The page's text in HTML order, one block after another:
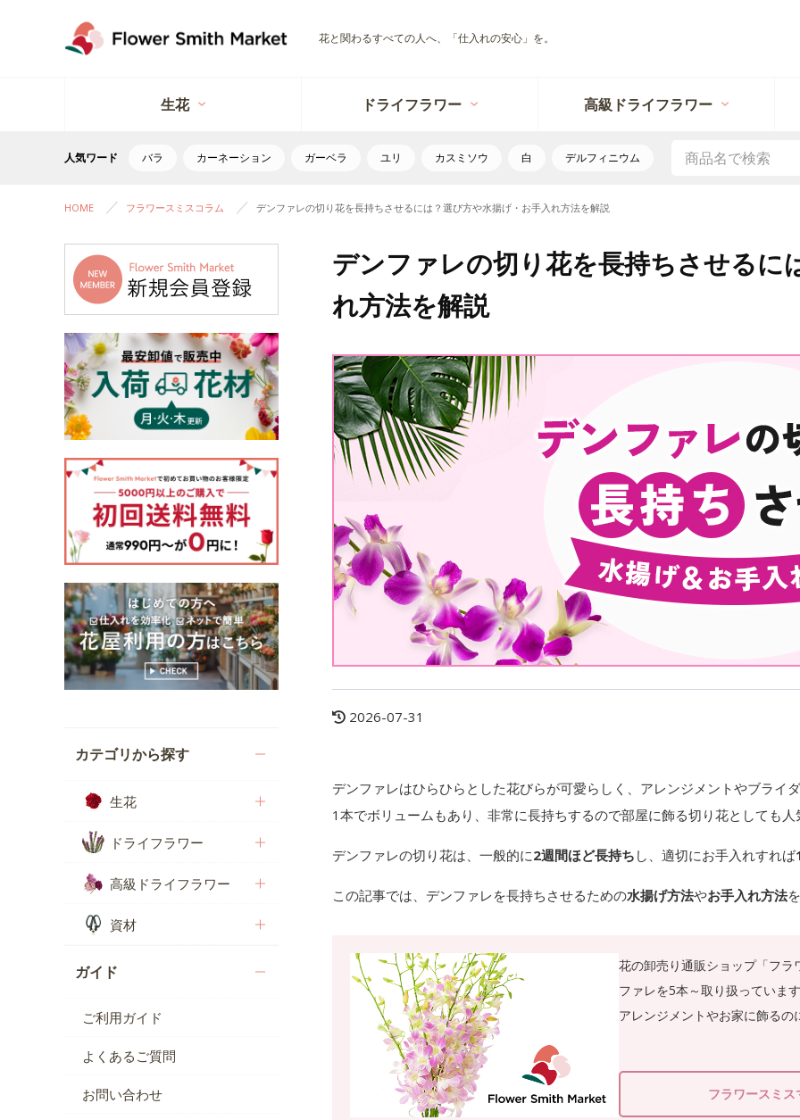
花と関わるすべての人へ、「仕入れの安心」を。
生花 ドライフラワー 高級ドライフラワー
人気ワード バラ カーネーション ガーベラ ユリ カスミソウ 白 デルフィニウム
HOME フラワースミスコラム デンファレの切り花を長持ちさせるには？選び方や水揚げ・お手入れ方法を解説
カテゴリから探す
生花
ドライフラワー
高級ドライフラワー
資材
ガイド
ご利用ガイド
よくあるご質問
お問い合わせ
デンファレの切り花を長持ちさせるに
れ方法を解説
2026-07-31
デンファレはひらひらとした花びらが可愛らしく、アレンジメントやブライ
1本でボリュームもあり、非常に長持ちするので部屋に飾る切り花としても人
デンファレの切り花は、一般的に2週間ほど長持ち し、適切にお手入れすれば
この記事では、デンファレを長持ちさせるための水揚げ方法やお手入れ方法
花の卸売り通販ショップ「フ
ファレを5本～取り扱っています
アレンジメントやお家に飾るの
フラワースミ